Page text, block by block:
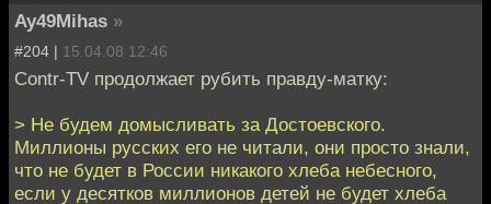
Ay49Mihas »
#204 | 15.04.08 12:46
Contr-TV продолжает рубить правду-матку:
> Не будем домысливать за Достоевского.
Миллионы русских его не читали, они просто знали,
что не будет в России никакого хлеба небесного,
если у десятков миллионов детей не будет хлеба